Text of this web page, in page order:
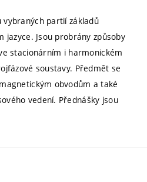
vybraných partií základů
jazyce. Jsou probrány způsoby
stacionárním i harmonickém
soustavy. Předmět se
obvodům a také
vedení. Přednášky jsou